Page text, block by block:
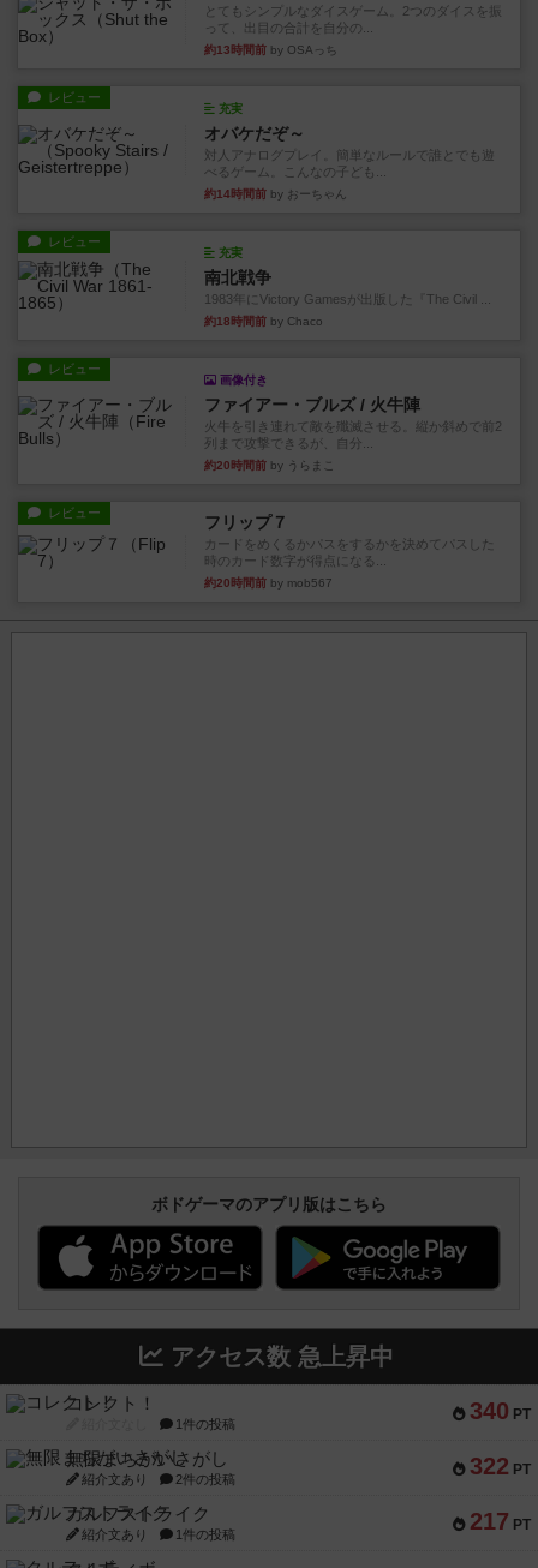
とてもシンプルなダイスゲーム。2つのダイスを振
って、出目の合計を自分の...
約13時間前 by OSAっち
レビュー
充実
オバケだぞ～
対人アナログプレイ。簡単なルールで誰とでも遊
べるゲーム。こんなの子ども...
約14時間前 by おーちゃん
レビュー
充実
南北戦争
1983年にVictory Gamesが出版した『The Civil ...
約18時間前 by Chaco
レビュー
画像付き
ファイアー・ブルズ / 火牛陣
火牛を引き連れて敵を殲滅させる。縦か斜めで前2
列まで攻撃できるが、自分...
約20時間前 by うらまこ
レビュー フリップ７
カードをめくるかパスをするかを決めてパスした
時のカード数字が得点になる...
約20時間前 by mob567
ボドゲーマのアプリ版はこちら
アクセス数 急上昇中
340 PT
コレクト！
1件の投稿
322 PT
無限まちがいさがし
紹介文あり 2件の投稿
217 PT
ガルフストライク
紹介文あり 1件の投稿